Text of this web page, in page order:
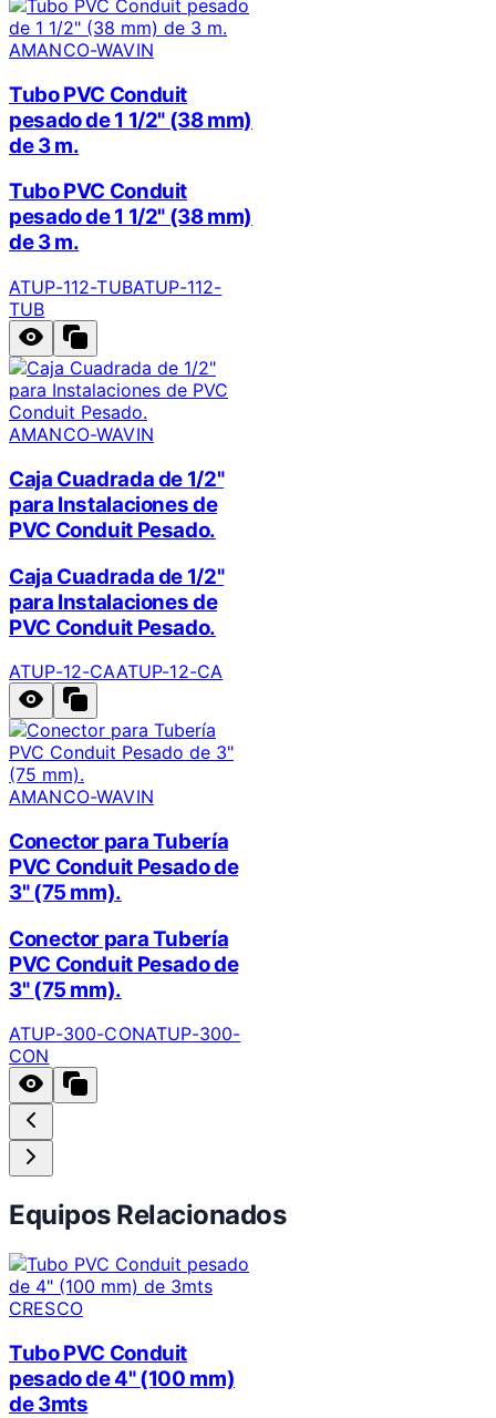
AMANCO-WAVIN
Tubo PVC Conduit
pesado de 1 1/2" (38 mm)
de 3 m.
Tubo PVC Conduit
pesado de 1 1/2" (38 mm)
de 3 m.
ATUP-112-TUBATUP-112-
TUB
AMANCO-WAVIN
Caja Cuadrada de 1/2"
para Instalaciones de
PVC Conduit Pesado.
Caja Cuadrada de 1/2"
para Instalaciones de
PVC Conduit Pesado.
ATUP-12-CAATUP-12-CA
AMANCO-WAVIN
Conector para Tubería
PVC Conduit Pesado de
3" (75 mm).
Conector para Tubería
PVC Conduit Pesado de
3" (75 mm).
ATUP-300-CONATUP-300-
CON
Equipos Relacionados
CRESCO
Tubo PVC Conduit
pesado de 4" (100 mm)
de 3mts